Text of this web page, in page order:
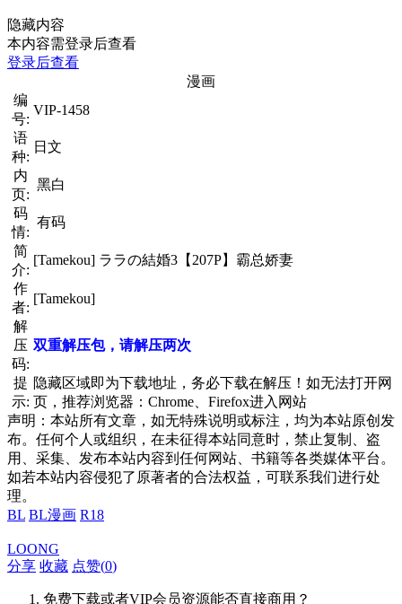
隐藏内容
本内容需登录后查看
登录后查看
漫画
编
号:
VIP-1458
语
种:
日文
内
页:
黑白
码
情:
有码
简
介:
[Tamekou] ララの結婚3【207P】霸总娇妻
作
者:
[Tamekou]
解
压
码:
双重解压包，请解压两次
提
示:
隐藏区域即为下载地址，务必下载在解压！如无法打开网
页，推荐浏览器：Chrome、Firefox进入网站
声明：本站所有文章，如无特殊说明或标注，均为本站原创发
布。任何个人或组织，在未征得本站同意时，禁止复制、盗
用、采集、发布本站内容到任何网站、书籍等各类媒体平台。
如若本站内容侵犯了原著者的合法权益，可联系我们进行处
理。
BL BL漫画 R18
LOONG
分享 收藏 点赞(0)
免费下载或者VIP会员资源能否直接商用？